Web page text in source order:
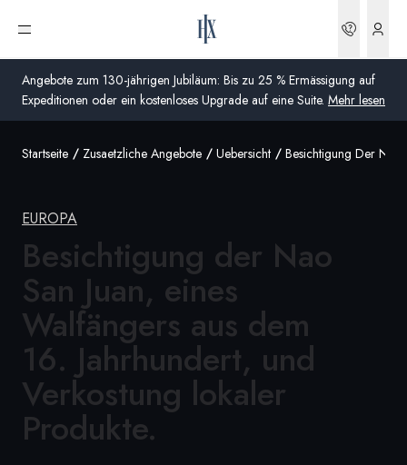
Angebote zum 130-jährigen Jubiläum: Bis zu 25 % Ermässigung auf
Expeditionen oder ein kostenloses Upgrade auf eine Suite. Mehr lesen
Menü öffnen
Schweiz
Vereinigtes Königreich (England, Schottland, Wales
und Nordirland)
USA
Deutschland
Schweiz
Frankreich
Global
Startseite Zusaetzliche Angebote Uebersicht Besichtigung Der Nao
EUROPA
Besichtigung der Nao
San Juan, eines
Walfängers aus dem
16. Jahrhundert, und
Verkostung lokaler
Produkte.